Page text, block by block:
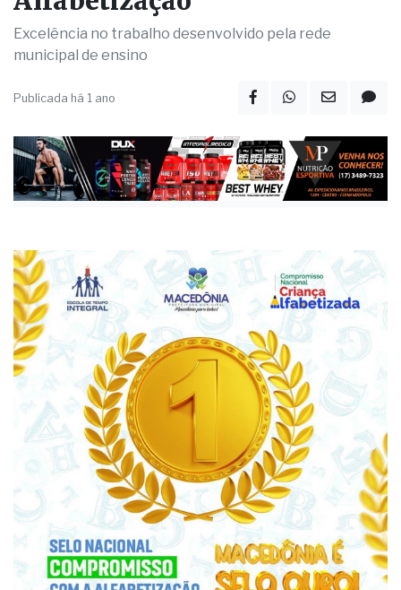
Excelência no trabalho desenvolvido pela rede
municipal de ensino
Publicada há 1 ano